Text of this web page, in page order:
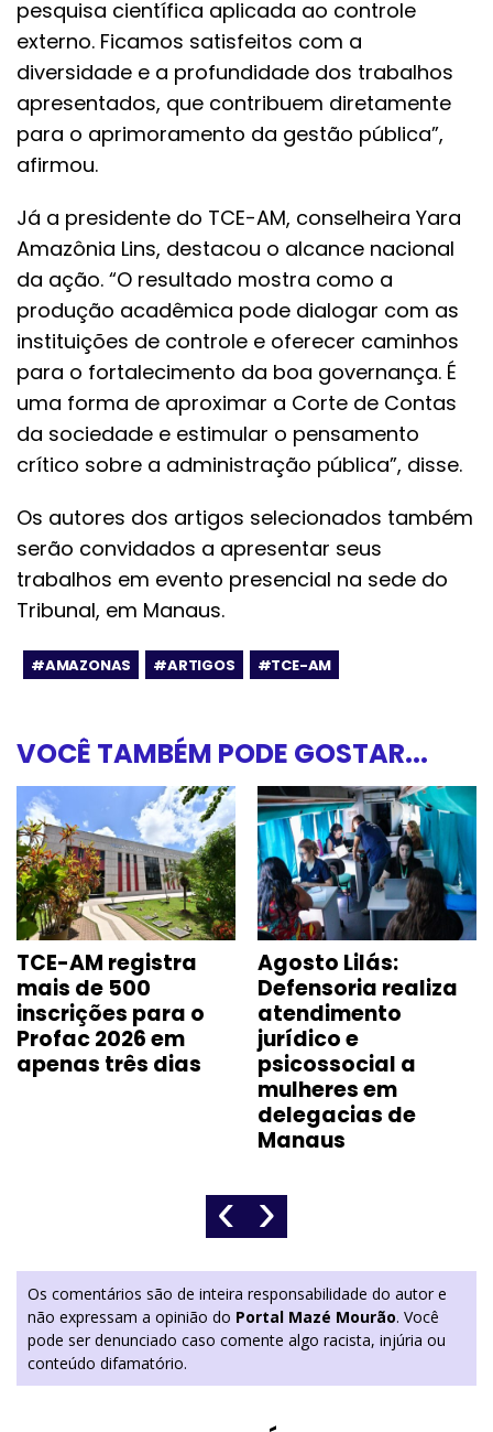
pesquisa científica aplicada ao controle
externo. Ficamos satisfeitos com a
diversidade e a profundidade dos trabalhos
apresentados, que contribuem diretamente
para o aprimoramento da gestão pública”,
afirmou.
Já a presidente do TCE-AM, conselheira Yara
Amazônia Lins, destacou o alcance nacional
da ação. “O resultado mostra como a
produção acadêmica pode dialogar com as
instituições de controle e oferecer caminhos
para o fortalecimento da boa governança. É
uma forma de aproximar a Corte de Contas
da sociedade e estimular o pensamento
crítico sobre a administração pública”, disse.
Os autores dos artigos selecionados também
serão convidados a apresentar seus
trabalhos em evento presencial na sede do
Tribunal, em Manaus.
#AMAZONAS #ARTIGOS #TCE-AM
VOCÊ TAMBÉM PODE GOSTAR...
TCE-AM registra
mais de 500
inscrições para o
Profac 2026 em
apenas três dias
Agosto Lilás:
Defensoria realiza
atendimento
jurídico e
psicossocial a
mulheres em
delegacias de
Manaus
‹ ›
Os comentários são de inteira responsabilidade do autor e
não expressam a opinião do Portal Mazé Mourão. Você
pode ser denunciado caso comente algo racista, injúria ou
conteúdo difamatório.